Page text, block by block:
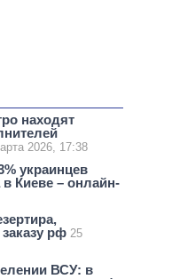
находят
2026, 17:38
украинцев
Киеве – онлайн-
рф 25
ВСУ: в